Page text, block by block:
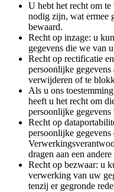
U hebt het recht om
nodig zijn, wat ermee
bewaard.
Recht op inzage: u
gegevens die we van
Recht op rectificatie
persoonlijke
verwijderen of te
Als u ons
heeft u het recht om
persoonlijke
Recht op
persoonlijke
dragen aan een
Recht op bezwaar: u
verwerking van uw
tenzij er gegronde